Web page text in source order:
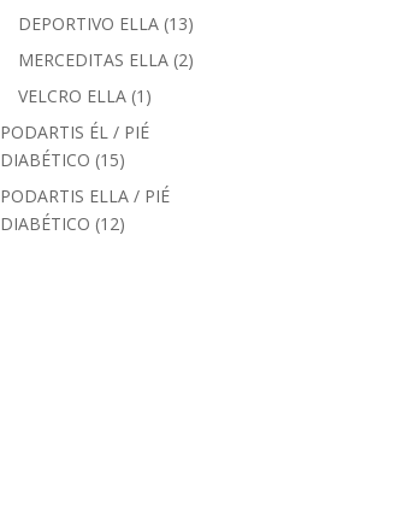
productos
DEPORTIVO ELLA 1313
productos
MERCEDITAS ELLA 22
VELCRO ELLA 1 1
producto
PODARTIS ÉL / PIÉ
DIABÉTICO 1515
productos
PODARTIS ELLA / PIÉ
DIABÉTICO 1212